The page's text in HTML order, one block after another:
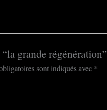
grande régénération”
sont indiqués avec *